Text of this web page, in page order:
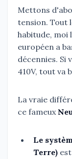
Mettons
tension. Tout
habitude, moi
européen a
décennies. Si
410V, tout va
La vraie
ce fameux
Le
Terre)